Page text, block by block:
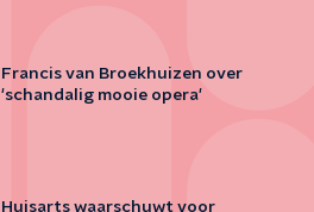
Francis van Broekhuizen over
'schandalig mooie opera'
Huisarts waarschuwt voor